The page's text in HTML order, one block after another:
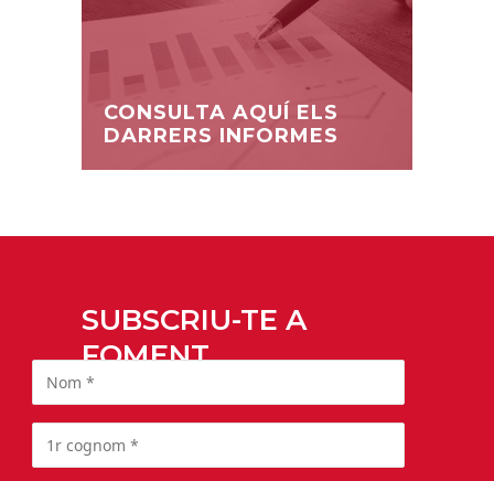
CONSULTA AQUÍ ELS
DARRERS INFORMES
SUBSCRIU-TE A
FOMENT